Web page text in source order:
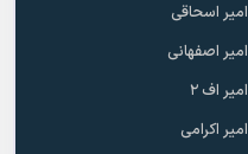
امیر اسحاقی
امیر اصفهانی
امیر اف ۲
امیر اکرامی